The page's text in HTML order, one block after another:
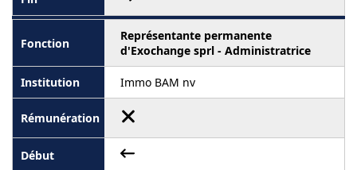
Représentante permanente
d'Exochange sprl - Administratrice
Immo BAM nv